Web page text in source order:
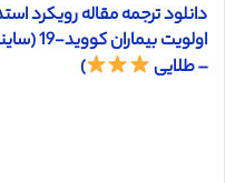
دانلود ترجمه مقاله رویکرد
– طلایی
)